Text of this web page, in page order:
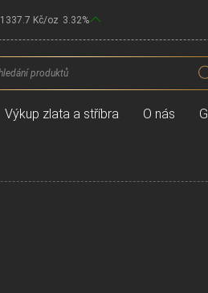
1337.7 Kč/oz 3.32%
Výkup zlata a stříbra O nás